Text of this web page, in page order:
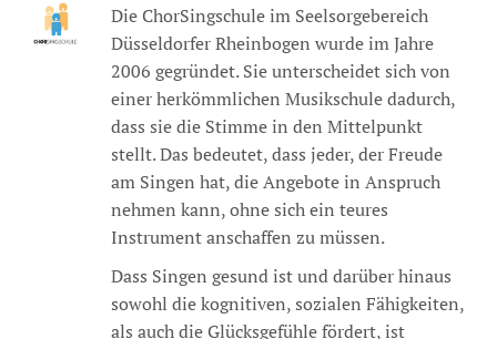
Die ChorSingschule im Seelsorgebereich
Düsseldorfer Rheinbogen wurde im Jahre
2006 gegründet. Sie unterscheidet sich von
einer herkömmlichen Musikschule dadurch,
dass sie die Stimme in den Mittelpunkt
stellt. Das bedeutet, dass jeder, der Freude
am Singen hat, die Angebote in Anspruch
nehmen kann, ohne sich ein teures
Instrument anschaffen zu müssen.
Dass Singen gesund ist und darüber hinaus
sowohl die kognitiven, sozialen Fähigkeiten,
als auch die Glücksgefühle fördert, ist